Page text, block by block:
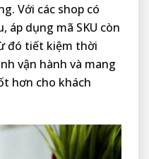
Với các shop có
áp dụng mã SKU còn
đó tiết kiệm thời
vận hành và mang
hơn cho khách